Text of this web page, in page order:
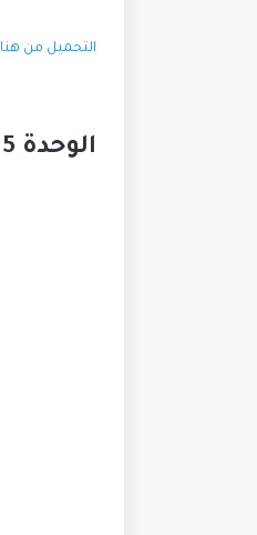
التحميل من هنا
الوحدة 5